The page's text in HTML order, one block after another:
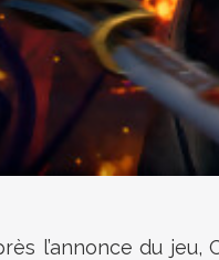
l’annonce du